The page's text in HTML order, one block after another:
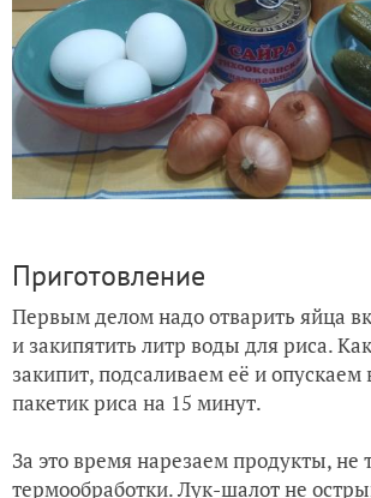
Приготовление
Первым делом надо отварить яйца
и закипятить литр воды для риса.
закипит, подсаливаем её и опускаем
пакетик риса на 15 минут.
За это время нарезаем продукты,
термообработки. Лук-шалот не